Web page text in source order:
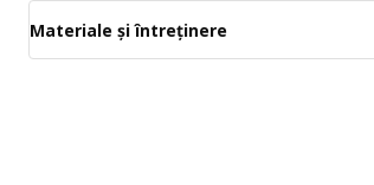
Materiale și întreținere